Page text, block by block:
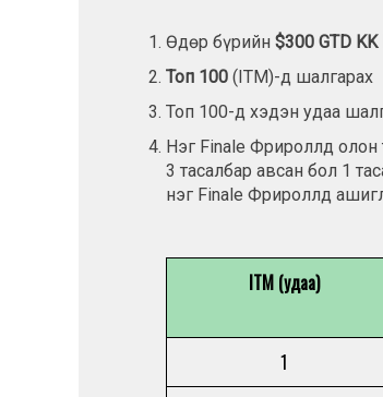
Өдөр бүрийн $300 GTD
Топ 100 (ITM)-д шалгарах
Топ 100-д хэдэн удаа
Нэг Finale Фрироллд
3 тасалбар авсан бол 1
нэг Finale Фрироллд
ITM (удаа)
1